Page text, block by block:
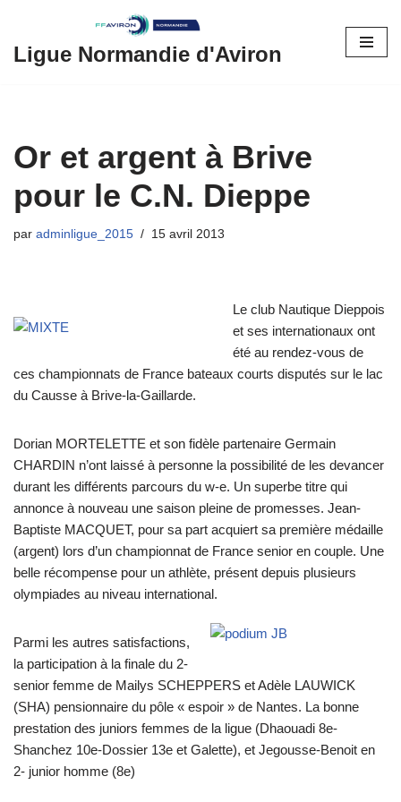
Aller
Ligue Normandie d'Aviron
Or et argent à Brive
pour le C.N. Dieppe
par adminligue_2015 15 avril 2013
Le club Nautique Dieppois
et ses internationaux ont
été au rendez-vous de
ces championnats de France bateaux courts disputés sur le lac
du Causse à Brive-la-Gaillarde.
Dorian MORTELETTE et son fidèle partenaire Germain
CHARDIN n’ont laissé à personne la possibilité de les devancer
durant les différents parcours du w-e. Un superbe titre qui
annonce à nouveau une saison pleine de promesses. Jean-
Baptiste MACQUET, pour sa part acquiert sa première médaille
(argent) lors d’un championnat de France senior en couple. Une
belle récompense pour un athlète, présent depuis plusieurs
olympiades au niveau international.
Parmi les autres satisfactions,
la participation à la finale du 2-
senior femme de Mailys SCHEPPERS et Adèle LAUWICK
(SHA) pensionnaire du pôle « espoir » de Nantes. La bonne
prestation des juniors femmes de la ligue (Dhaouadi 8e-
Shanchez 10e-Dossier 13e et Galette), et Jegousse-Benoit en
2- junior homme (8e)